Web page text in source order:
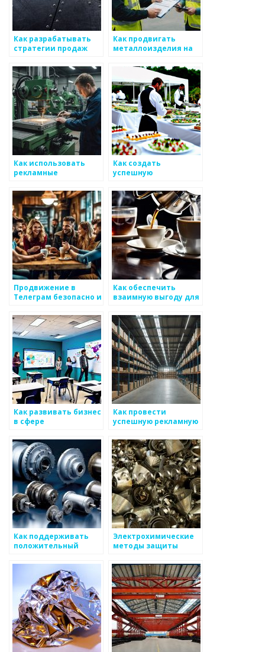
Как разрабатывать
стратегии продаж
Как продвигать
металлоизделия на
Как использовать
рекламные
продвижения
металлоизделий
Как создать
успешную
стратегию для
металлоизделий
Продвижение в
Телеграм безопасно и
ботов и накрутки
Как обеспечить
взаимную выгоду для
металлоизделиями
Как развивать бизнес
в сфере
Как провести
успешную рекламную
металлургического
товара
Как поддерживать
положительный
бизнеса по
производству
отчетов о
металоизделиях
Электрохимические
методы защиты